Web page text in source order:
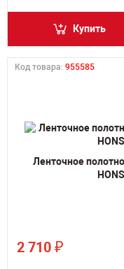
Купить
Код товара: 955585
Ленточное
2 710 ₽